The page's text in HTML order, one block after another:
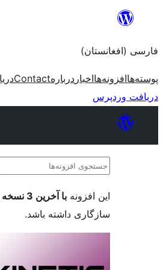
بروید
فارسی (افغانستان)
پوسته‌هاافزونه‌هااخبار دربارهContact
دریافت وردپرس
جستجوی
این افزونه با آخرین 3 نسخه اصلی وردپرس تست نشده است
سازگاری داشته باشد.